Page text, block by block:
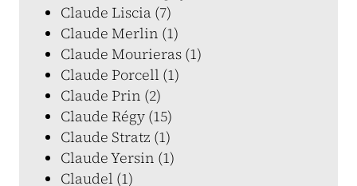
Claude Liscia (7)
Claude Merlin (1)
Claude Mourieras (1)
Claude Porcell (1)
Claude Prin (2)
Claude Régy (15)
Claude Stratz (1)
Claude Yersin (1)
Claudel (1)